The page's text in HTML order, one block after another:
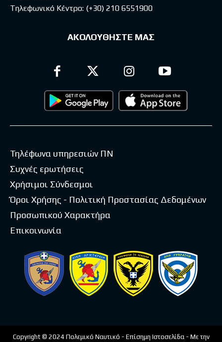
Τηλεφωνικό Κέντρο: (+30) 210 6551900
ΑΚΟΛΟΥΘΗΣΤΕ ΜΑΣ
Τηλέφωνα υπηρεσιών ΠΝ
Συχνές ερωτήσεις
Χρήσιμοι Σύνδεσμοι
Όροι Χρήσης - Πολιτική Προστασίας Δεδομένων
Προσωπικού Χαρακτήρα
Επικοινωνία
Copyright © 2024 Πολεμικό Ναυτικό - Επίσημη Ιστοσελίδα - Με την